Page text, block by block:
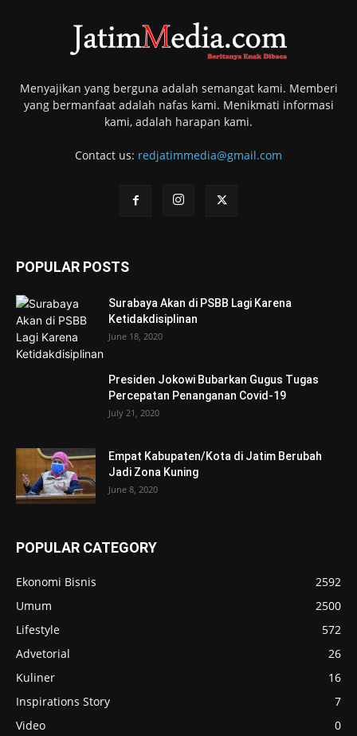
Menyajikan yang berguna adalah semangat kami. Memberi
yang bermanfaat adalah nafas kami. Menikmati informasi
kami, adalah harapan kami.
Contact us: redjatimmedia@gmail.com
POPULAR POSTS
Surabaya Akan di PSBB Lagi Karena
Ketidakdisiplinan
June 18, 2020
Presiden Jokowi Bubarkan Gugus Tugas
Percepatan Penanganan Covid-19
July 21, 2020
Empat Kabupaten/Kota di Jatim Berubah
Jadi Zona Kuning
June 8, 2020
POPULAR CATEGORY
Ekonomi Bisnis
2592
Umum
2500
Lifestyle
572
Advetorial
26
Kuliner
16
Inspirations Story
7
Video
0